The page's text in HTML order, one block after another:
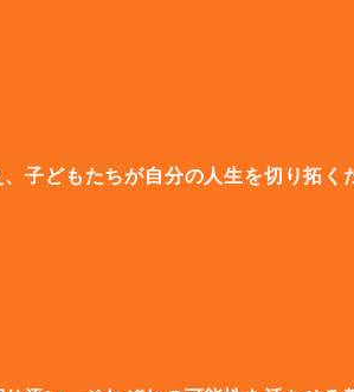
子どもたちが自分の人生を切り拓